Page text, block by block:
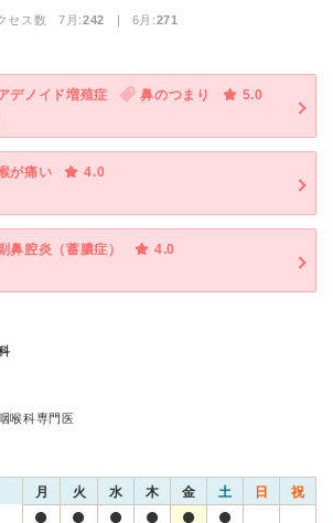
セス数 7月:242 | 6月:271
デノイド増殖症 鼻のつまり
5.0
が痛い
4.0
鼻腔炎（蓄膿症）
4.0
喉科専門医
月 火 水 木 金 土 日 祝